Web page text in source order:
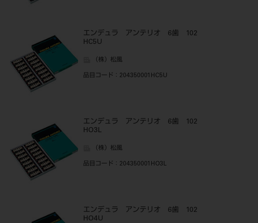
エンデュラ アンテリオ 6歯 102
HC5U
（株）松風
品目コード ：204350001HC5U
エンデュラ アンテリオ 6歯 102
HO3L
（株）松風
品目コード ：204350001HO3L
エンデュラ アンテリオ 6歯 102
HO4U